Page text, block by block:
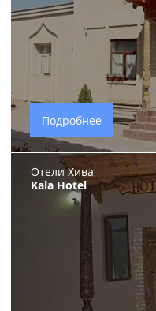
Подробнее
Отели Хива
Kala Hotel